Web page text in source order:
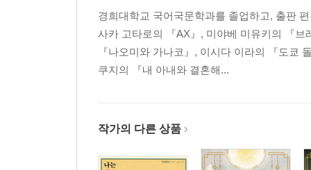
경희대학교 국어국문학과를 졸업하고, 출판
사카 고타로의 『AX』, 미야베 미유키의 『
『나오미와 가나코』, 이시다 이라의 『도쿄
쿠지의 『내 아내와 결혼해...
작가의 다른 상품